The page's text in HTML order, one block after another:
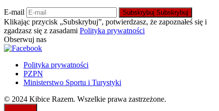
E-mail Subskrybuj Subskrybuj
Klikając przycisk „Subskrybuj”, potwierdzasz, że zapoznałeś się i
zgadzasz się z zasadami Polityka prywatności
Obserwuj nas
Polityka prywatności
PZPN
Ministerstwo Sportu i Turystyki
© 2024 Kibice Razem. Wszelkie prawa zastrzeżone.